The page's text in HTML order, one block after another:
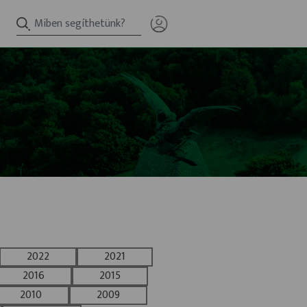
2022
2021
2016
2015
2010
2009